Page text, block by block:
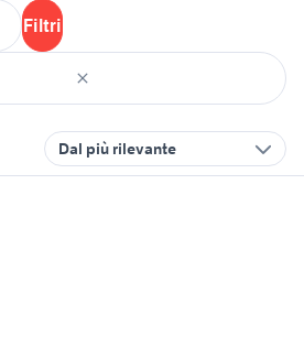
Filtri
Dal più rilevante